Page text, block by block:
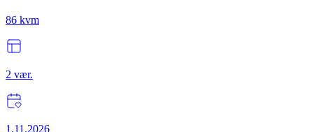
86 kvm
2 vær.
1.11.2026